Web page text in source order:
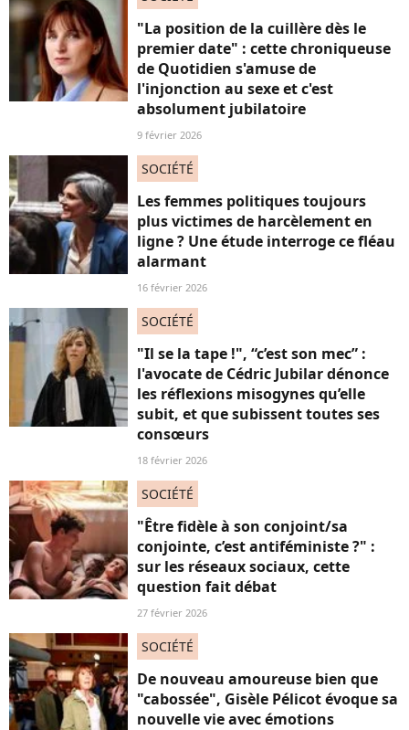
"La position de la cuillère dès le
premier date" : cette chroniqueuse
de Quotidien s'amuse de
l'injonction au sexe et c'est
absolument jubilatoire
9 février 2026
SOCIÉTÉ
Les femmes politiques toujours
plus victimes de harcèlement en
ligne ? Une étude interroge ce fléau
alarmant
16 février 2026
SOCIÉTÉ
"Il se la tape !", “c’est son mec” :
l'avocate de Cédric Jubilar dénonce
les réflexions misogynes qu’elle
subit, et que subissent toutes ses
consœurs
18 février 2026
SOCIÉTÉ
"Être fidèle à son conjoint/sa
conjointe, c’est antiféministe ?" :
sur les réseaux sociaux, cette
question fait débat
27 février 2026
SOCIÉTÉ
De nouveau amoureuse bien que
"cabossée", Gisèle Pélicot évoque sa
nouvelle vie avec émotions